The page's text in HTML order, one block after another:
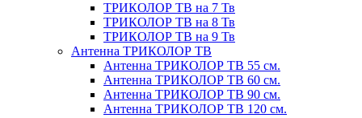
ТРИКОЛОР ТВ на 7 Тв
ТРИКОЛОР ТВ на 8 Тв
ТРИКОЛОР ТВ на 9 Тв
Антенна ТРИКОЛОР ТВ
Антенна ТРИКОЛОР ТВ 55 см.
Антенна ТРИКОЛОР ТВ 60 см.
Антенна ТРИКОЛОР ТВ 90 см.
Антенна ТРИКОЛОР ТВ 120 см.